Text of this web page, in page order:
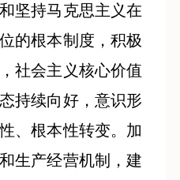
坚持马克思主义在
的根本制度，积极
社会主义核心价值
持续向好，意识形
、根本性转变。加
生产经营机制，建